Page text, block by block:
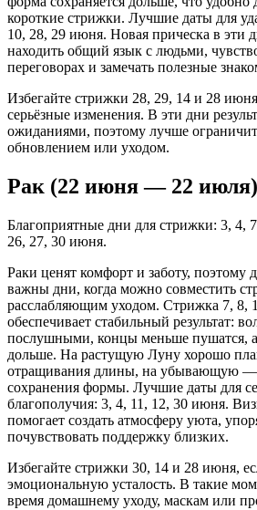
короткие стрижки. Лучшие даты для
10, 28, 29 июня. Новая прическа в эти
находить общий язык с людьми,
переговорах и замечать полезные
Избегайте стрижки 28, 29, 14 и 28
серьёзные изменения. В эти дни
ожиданиями, поэтому лучше
обновлением или уходом.
Рак (22 июня — 22 июля)
Благоприятные дни для стрижки: 3, 4,
26, 27, 30 июня.
Раки ценят комфорт и заботу, поэтому
важны дни, когда можно совместить
расслабляющим уходом. Стрижка 7, 8,
обеспечивает стабильный результат:
послушными, концы меньше пушатся,
дольше. На растущую Луну хорошо
отращивания длины, на убывающую —
сохранения формы. Лучшие даты для
благополучия: 3, 4, 11, 12, 30 июня.
помогает создать атмосферу уюта,
почувствовать поддержку близких.
Избегайте стрижки 30, 14 и 28 июня,
эмоциональную усталость. В такие
время домашнему уходу, маскам или